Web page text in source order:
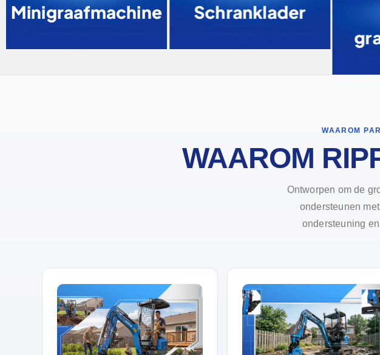
Minigraafmachine Schranklader
WAAROM
WAAROM
Ontworpen om de
ondersteunen
ondersteuning